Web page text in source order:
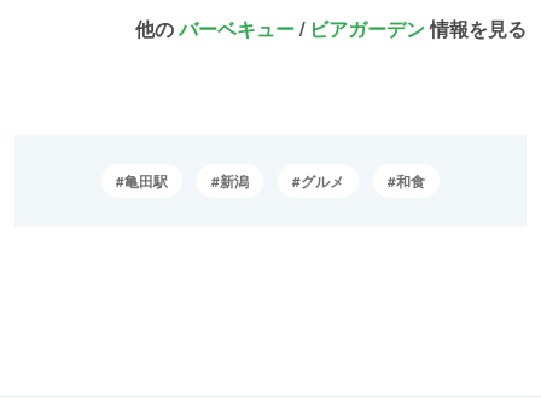
他のバーベキュー/ ビアガーデン情報を見る
亀田駅 新潟 グルメ 和食